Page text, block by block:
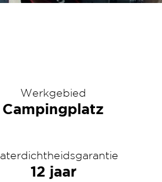
Werkgebied
Campingplatz
12 jaar